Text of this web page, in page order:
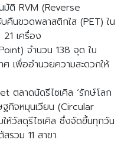
ติ RVM (Reverse
คืนขวดพลาสติกใส (PET) ใน
21 เครื่อง
จำนวน 138 จุด ใน
ศ เพื่ออำนวยความสะดวกให้
ตลาดนัดรีไซเคิล ‘รักษ์โลก
ฐกิจหมุนเวียน (Circular
ห้วัสดุรีไซเคิล ซึ่งจัดขึ้นทุกวัน
รวม 11 สาขา